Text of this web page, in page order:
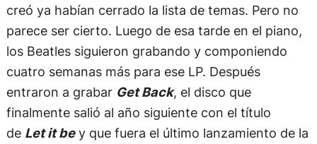
creó ya habían cerrado la lista de temas. Pero no
parece ser cierto. Luego de esa tarde en el piano,
los Beatles siguieron grabando y componiendo
cuatro semanas más para ese LP. Después
entraron a grabar Get Back, el disco que
finalmente salió al año siguiente con el título
de Let it bey que fuera el último lanzamiento de la